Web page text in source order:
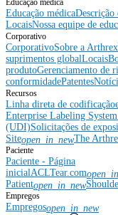
Educação médica
Educação médicaDescrição
LocaisNossa equipe de
Corporativo
CorporativoSobre a Arthrex
suprimentos globalLocais
produtoGerenciamento de
conformidadePatentes
Recursos
Linha direta de codificação
Enterprise Labeling
(UDI)Solicitações de
Siteopen_in_newThe
Paciente
Paciente - Página
inicialACLTear.com
Patientopen_in_new
Empregos
Empregosopen_in_new